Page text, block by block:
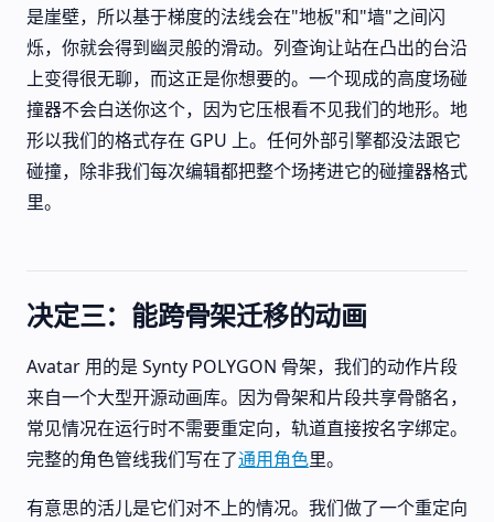
是崖壁，所以基于梯度的法线会在"地板"和"墙"之间闪
烁，你就会得到幽灵般的滑动。列查询让站在凸出的台沿
上变得很无聊，而这正是你想要的。一个现成的高度场碰
撞器不会白送你这个，因为它压根看不见我们的地形。地
形以我们的格式存在 GPU 上。任何外部引擎都没法跟它
碰撞，除非我们每次编辑都把整个场拷进它的碰撞器格式
里。
决定三：能跨骨架迁移的动画
Avatar 用的是 Synty POLYGON 骨架，我们的动作片段
来自一个大型开源动画库。因为骨架和片段共享骨骼名，
常见情况在运行时不需要重定向，轨道直接按名字绑定。
完整的角色管线我们写在了通用角色里。
有意思的活儿是它们对不上的情况。我们做了一个重定向